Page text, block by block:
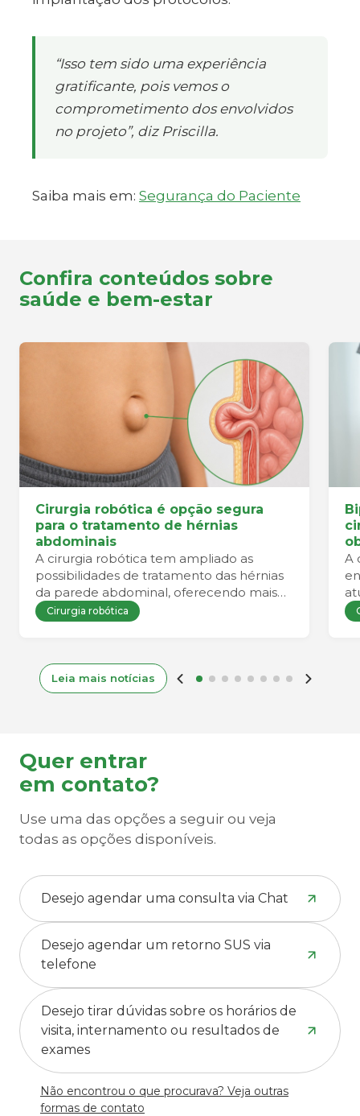
“Isso tem sido uma experiência
gratificante, pois vemos o
comprometimento dos envolvidos
no projeto”, diz Priscilla.
Saiba mais em: Segurança do Paciente
Confira conteúdos sobre
saúde e bem-estar
Cirurgia robótica é opção segura
para o tratamento de hérnias
abdominais
A cirurgia robótica tem ampliado as
possibilidades de tratamento das hérnias
da parede abdominal, oferecendo mais
precisão durante o procedimento e
favorecendo uma recuperação mais
Cirurgia robótica
A
Leia mais notícias
Quer entrar
em contato?
Use uma das opções a seguir ou veja
todas as opções disponíveis.
Desejo agendar uma consulta via Chat
Desejo agendar um retorno SUS via
telefone
Desejo tirar dúvidas sobre os horários de
visita, internamento ou resultados de
exames
Não encontrou o que procurava? Veja outras
formas de contato